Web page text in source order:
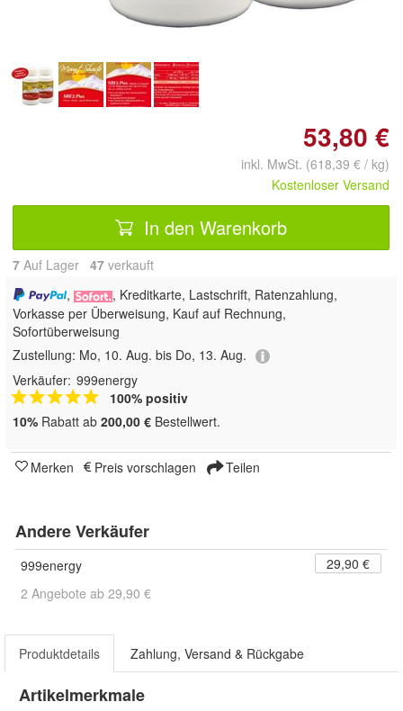
53,80 €
inkl. MwSt. (618,39 € / kg)
Kostenloser Versand
In den Warenkorb
7 Auf Lager 47 verkauft
,
, Kreditkarte, Lastschrift, Ratenzahlung,
Vorkasse per Überweisung, Kauf auf Rechnung,
Sofortüberweisung
Zustellung: Mo, 10. Aug. bis Do, 13. Aug.
Verkäufer: 999energy
100% positiv
10% Rabatt ab 200,00 € Bestellwert.
Merken Preis vorschlagen Teilen
Andere Verkäufer
999energy
29,90 €
2 Angebote ab 29,90 €
Produktdetails Zahlung, Versand & Rückgabe
Artikelmerkmale